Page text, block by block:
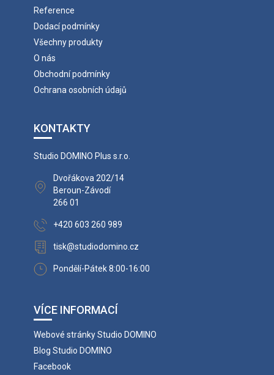
Reference
Dodací podmínky
Všechny produkty
O nás
Obchodní podmínky
Ochrana osobních údajů
KONTAKTY
Studio DOMINO Plus s.r.o.
Dvořákova 202/14
Beroun-Závodí
266 01
+420 603 260 989
tisk@studiodomino.cz
Pondělí-Pátek 8:00-16:00
VÍCE INFORMACÍ
Webové stránky Studio DOMINO
Blog Studio DOMINO
Facebook